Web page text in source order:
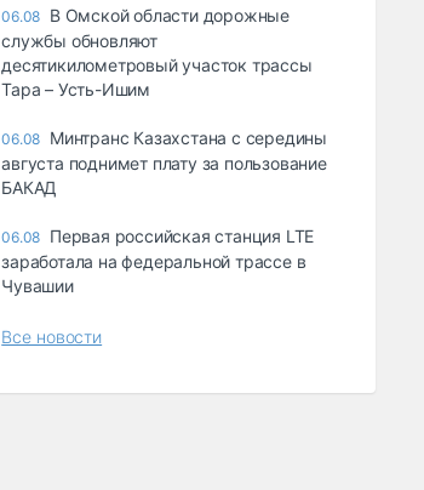
06.08 В Омской области дорожные
службы обновляют
десятикилометровый участок трассы
Тара – Усть-Ишим
06.08 Минтранс Казахстана с середины
августа поднимет плату за пользование
БАКАД
06.08 Первая российская станция LTE
заработала на федеральной трассе в
Чувашии
Все новости